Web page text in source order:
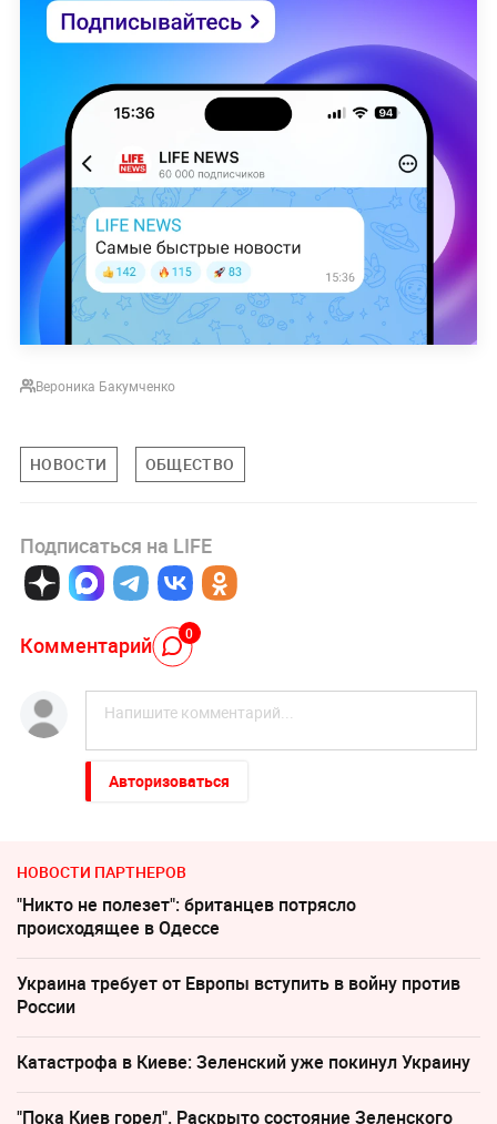
Вероника Бакумченко
НОВОСТИ ОБЩЕСТВО
Подписаться на LIFE
Комментарий 0
Авторизоваться
НОВОСТИ ПАРТНЕРОВ
"Никто не полезет": британцев потрясло
происходящее в Одессе
Украина требует от Европы вступить в войну против
России
Катастрофа в Киеве: Зеленский уже покинул Украину
"Пока Киев горел". Раскрыто состояние Зеленского